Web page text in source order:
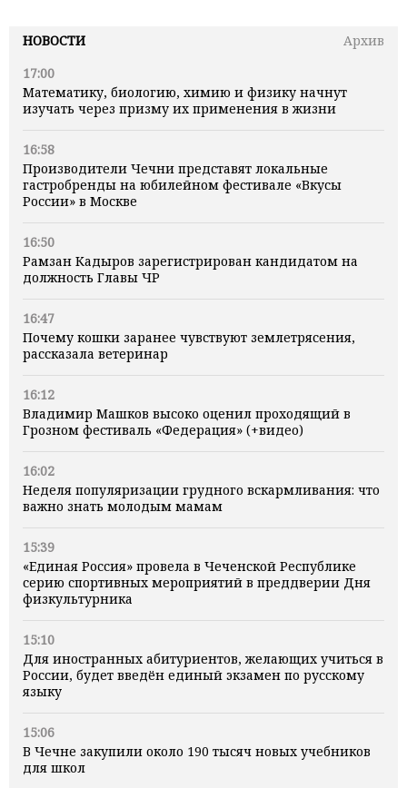
НОВОСТИ
Архив
17:00
Математику, биологию, химию и физику начнут
изучать через призму их применения в жизни
16:58
Производители Чечни представят локальные
гастробренды на юбилейном фестивале «Вкусы
России» в Москве
16:50
Рамзан Кадыров зарегистрирован кандидатом на
должность Главы ЧР
16:47
Почему кошки заранее чувствуют землетрясения,
рассказала ветеринар
16:12
Владимир Машков высоко оценил проходящий в
Грозном фестиваль «Федерация» (+видео)
16:02
Неделя популяризации грудного вскармливания: что
важно знать молодым мамам
15:39
«Единая Россия» провела в Чеченской Республике
серию спортивных мероприятий в преддверии Дня
физкультурника
15:10
Для иностранных абитуриентов, желающих учиться в
России, будет введён единый экзамен по русскому
языку
15:06
В Чечне закупили около 190 тысяч новых учебников
для школ